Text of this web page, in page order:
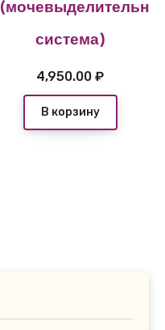
система)
4,950.00₽
В корзину